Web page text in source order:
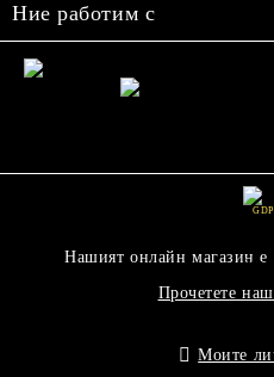
Ние работим с
Нашият онлайн магазин е
Прочетете
Моите